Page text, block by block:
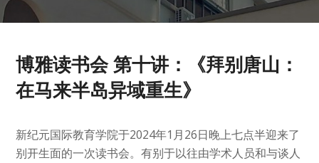
博雅读书会 第十讲：《拜别唐山：
在马来半岛异域重生》
新纪元国际教育学院于2024年1月26日晚上七点半迎来了
别开生面的一次读书会。有别于以往由学术人员和与谈人